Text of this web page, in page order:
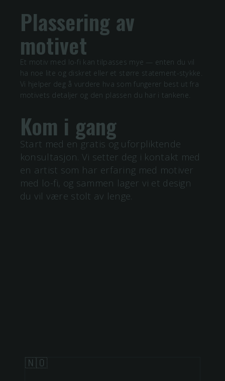
Plassering av
motivet
Et motiv med lo-fi kan tilpasses mye — enten du vil
ha noe lite og diskret eller et større statement-stykke.
Vi hjelper deg å vurdere hva som fungerer best ut fra
motivets detaljer og den plassen du har i tankene.
Kom i gang
Start med en gratis og uforpliktende
konsultasjon. Vi setter deg i kontakt med
en artist som har erfaring med motiver
med lo-fi , og sammen lager vi et design
du vil være stolt av lenge.
🇳🇴